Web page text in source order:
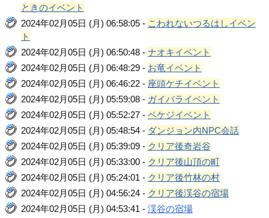
ときのイベント
2024年02月05日 (月) 06:58:05 - こわれないつるはしイベン
ト
2024年02月05日 (月) 06:50:48 -ナオキイベント
2024年02月05日 (月) 06:48:29 - お竜イベント
2024年02月05日 (月) 06:46:22 - 座頭ケチイベント
2024年02月05日 (月) 05:59:08 - ガイバライベント
2024年02月05日 (月) 05:52:27 -ペケジイベント
2024年02月05日 (月) 05:48:54 - ダンジョン内NPC会話
2024年02月05日 (月) 05:39:09 - クリア後奇岩谷
2024年02月05日 (月) 05:33:00 - クリア後山頂の町
2024年02月05日 (月) 05:24:01 - クリア後竹林の村
2024年02月05日 (月) 04:56:24 - クリア後渓谷の宿場
2024年02月05日 (月) 04:53:41 -渓谷の宿場